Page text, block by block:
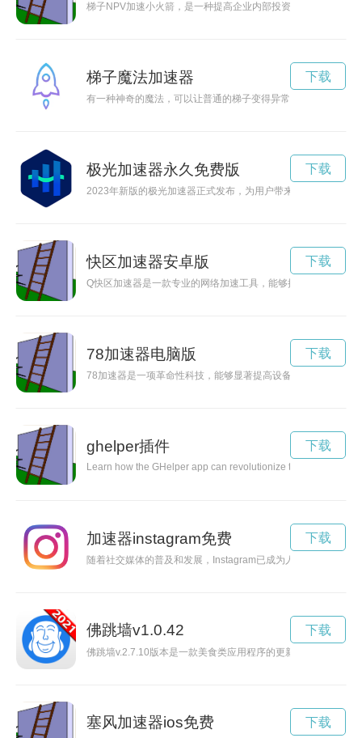
梯子NPV加速小火箭，是一种提高企业内部投资效率的方法。
梯子魔法加速器
有一种神奇的魔法，可以让普通的梯子变得异常有趣，让生活焕
下载
极光加速器永久免费版
2023年新版的极光加速器正式发布，为用户带来更加流畅快捷
下载
快区加速器安卓版
Q快区加速器是一款专业的网络加速工具，能够提高网络连接速
下载
78加速器电脑版
78加速器是一项革命性科技，能够显著提高设备的运行速度，
下载
ghelper插件
Learn how the GHelper app can revolutionize the way you
下载
加速器instagram免费
随着社交媒体的普及和发展，Instagram已成为人们分享生活
下载
佛跳墙v1.0.42
佛跳墙v.2.7.10版本是一款美食类应用程序的更新版本，带来更
下载
塞风加速器ios免费 下载